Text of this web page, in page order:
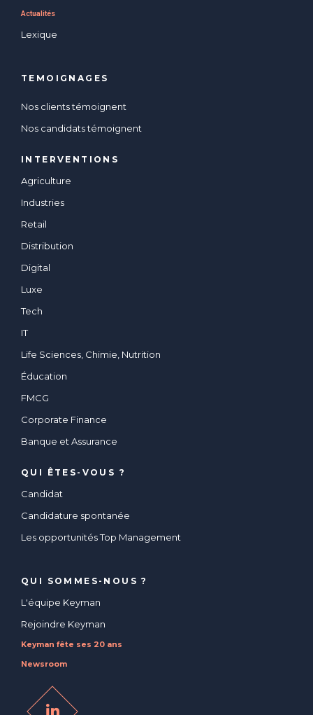
Actualités
Lexique
TEMOIGNAGES
Nos clients témoignent
Nos candidats témoignent
INTERVENTIONS
Agriculture
Industries
Retail
Distribution
Digital
Luxe
Tech
IT
Life Sciences, Chimie, Nutrition
Éducation
FMCG
Corporate Finance
Banque et Assurance
QUI ÊTES-VOUS ?
Candidat
Candidature spontanée
Les opportunités Top Management
QUI SOMMES-NOUS ?
L'équipe Keyman
Rejoindre Keyman
Keyman fête ses 20 ans
Newsroom